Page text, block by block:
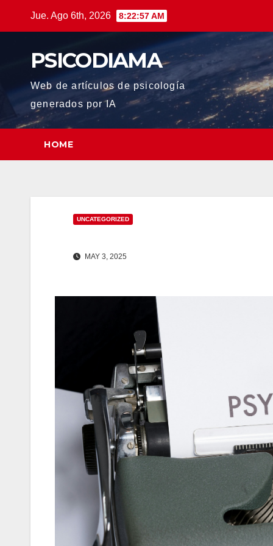
Jue. Ago 6th, 2026 8:22:57 AM
PSICODIAMA
Web de artículos de psicología
generados por IA
HOME
UNCATEGORIZED
MAY 3, 2025